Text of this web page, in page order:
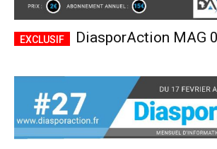
DiasporAction MAG